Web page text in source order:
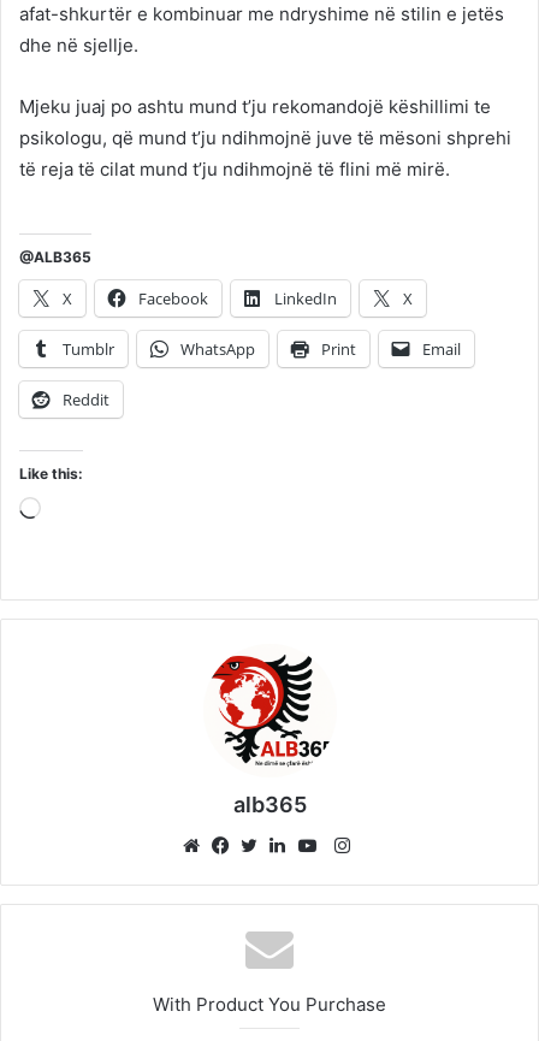
afat-shkurtër e kombinuar me ndryshime në stilin e jetës
dhe në sjellje.
Mjeku juaj po ashtu mund t’ju rekomandojë këshillimi te
psikologu, që mund t’ju ndihmojnë juve të mësoni shprehi
të reja të cilat mund t’ju ndihmojnë të flini më mirë.
@ALB365
X Facebook LinkedIn X
Tumblr WhatsApp Print Email
Reddit
Like this:
Loading…
alb365
Instagram
With Product You Purchase